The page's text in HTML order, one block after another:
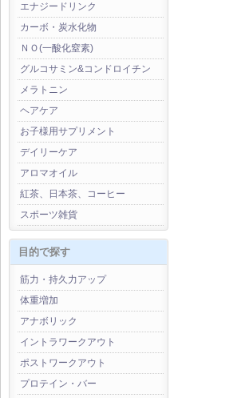
エナジードリンク
カーボ・炭水化物
ＮＯ(一酸化窒素)
グルコサミン&コンドロイチン
メラトニン
ヘアケア
お子様用サプリメント
デイリーケア
アロマオイル
紅茶、日本茶、コーヒー
スポーツ雑貨
目的で探す
筋力・持久力アップ
体重増加
アナボリック
イントラワークアウト
ポストワークアウト
プロテイン・バー